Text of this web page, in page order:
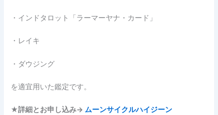
・インドタロット「ラーマーヤナ・カード」
・レイキ
・ダウジング
を適宜用いた鑑定です。
★詳細とお申し込み→ ムーンサイクルハイジーン